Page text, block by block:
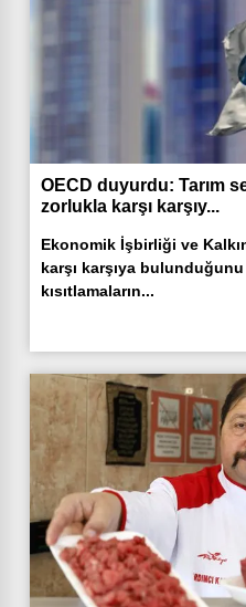
OECD duyurdu: Tarım
zorlukla karşı karşıy...
Ekonomik İşbirliği ve
karşı karşıya
kısıtlamaların...